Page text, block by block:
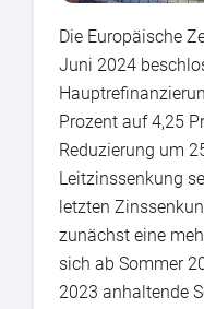
Die Europäische
Juni 2024
Prozent auf 4,25
Reduzierung um
Leitzinssenkung
letzten
zunächst eine
sich ab Sommer
2023 anhaltende